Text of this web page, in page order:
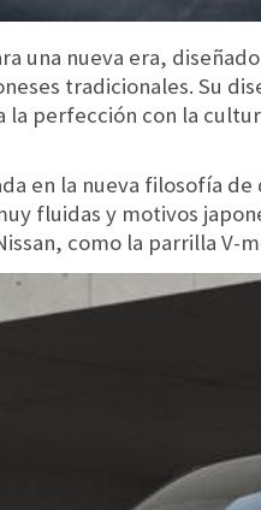
una nueva era,
tradicionales. Su
perfección con la
en la nueva filosofía
fluidas y motivos
como la parrilla V-